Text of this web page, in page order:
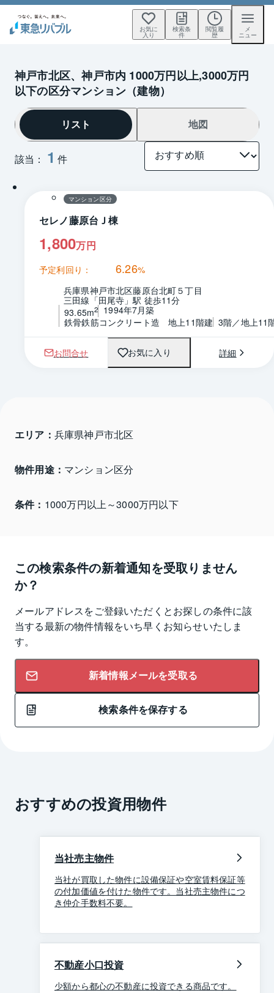
お気に
入り
検索条
件
閲覧履
歴
メ
ニュー
神戸市北区、神戸市内 1000万円以上,3000万円
以下の区分マンション（建物）
該当： 1 件
リスト 地図
1 / 0 間取り
マンション区分
セレノ藤原台Ｊ棟
1,800万円
予定利回り： 6.26%
兵庫県神戸市北区藤原台北町５丁目
三田線「田尾寺」駅 徒歩11分
93.65m2
1994年7月築
鉄骨鉄筋コンクリート造　地上11階建 3階／地上11
お問合せ お気に入り 詳細
エリア： 兵庫県神戸市北区
物件用途： マンション区分
条件： 1000万円以上～3000万円以下
この検索条件の新着通知を受取りません
か？
メールアドレスをご登録いただくとお探しの条件に該
当する最新の物件情報をいち早くお知らせいたしま
す。
新着情報メールを受取る
検索条件を保存する
おすすめの投資用物件
当社売主物件
当社が買取した物件に設備保証や空室賃料保証等
の付加価値を付けた物件です。当社売主物件につ
き仲介手数料不要。
不動産小口投資
少額から都心の不動産に投資できる商品です。